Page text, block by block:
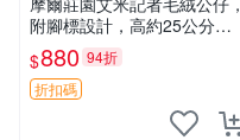
附腳標設計，高約25公分，
全新未拆封，限量珍藏。艾米
記者 毛絨公仔 超萌玩偶
$880 94折
折扣碼